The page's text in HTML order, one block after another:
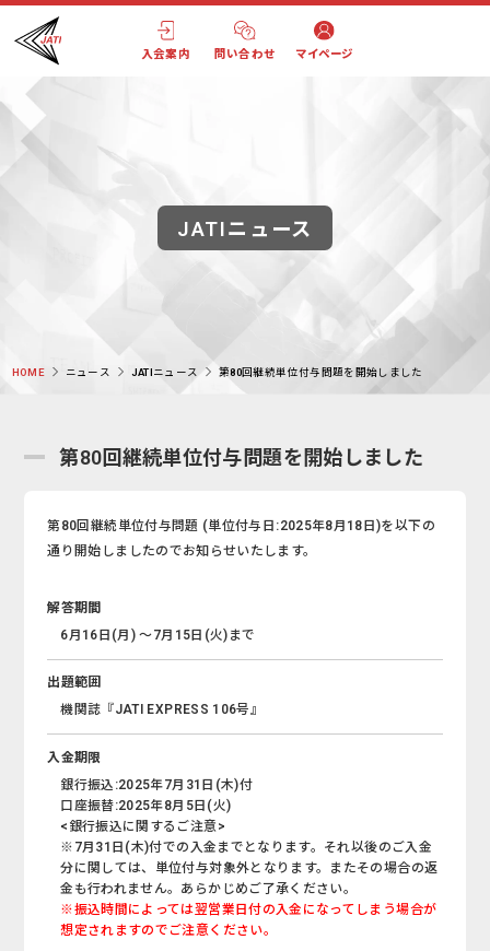
入会案内 問い合わせ マイページ
JATIニュース
HOME ニュース JATIニュース 第80回継続単位付与問題を開始しました
第80回継続単位付与問題を開始しました
第80回継続単位付与問題 (単位付与日:2025年8月18日)を以下の
通り開始しましたのでお知らせいたします。
解答期間
6月16日(月) ～7月15日(火)まで
出題範囲
機関誌『JATI EXPRESS 106号』
入金期限
銀行振込:2025年7月31日(木)付
口座振替:2025年8月5日(火)
<銀行振込に関するご注意>
※7月31日(木)付での入金までとなります。それ以後のご入金
分に関しては、単位付与対象外となります。またその場合の返
金も行われません。あらかじめご了承ください。
※振込時間によっては翌営業日付の入金になってしまう場合が
想定されますのでご注意ください。